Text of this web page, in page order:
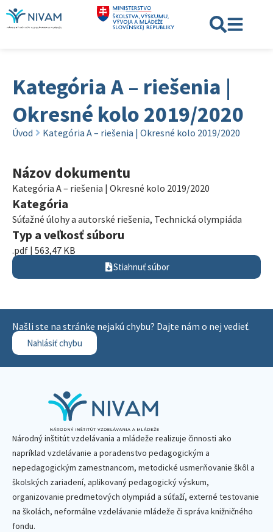
Kategória A – riešenia |
Okresné kolo 2019/2020
Úvod Kategória A – riešenia | Okresné kolo 2019/2020
Názov dokumentu
Kategória A – riešenia | Okresné kolo 2019/2020
Kategória
Súťažné úlohy a autorské riešenia, Technická olympiáda
Typ a veľkosť súboru
.pdf | 563,47 KB
Stiahnuť súbor
Našli ste na stránke nejakú chybu? Dajte nám o nej vedieť.
Nahlásiť chybu
Národný inštitút vzdelávania a mládeže realizuje činnosti ako
napríklad vzdelávanie a poradenstvo pedagogickým a
nepedagogickým zamestnancom, metodické usmerňovanie škôl a
školských zariadení, aplikovaný pedagogický výskum,
organizovanie predmetových olympiád a súťaží, externé testovanie
na školách, neformálne vzdelávanie mládeže či správa knižničného
fondu.